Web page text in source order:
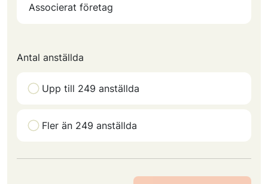
Associerat företag
Antal anställda
Upp till 249 anställda
Fler än 249 anställda